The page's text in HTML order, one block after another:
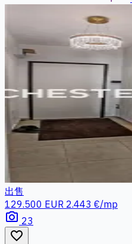
出售
129.500 EUR 2.443 €/mp
photo_camera 23
favorite_border